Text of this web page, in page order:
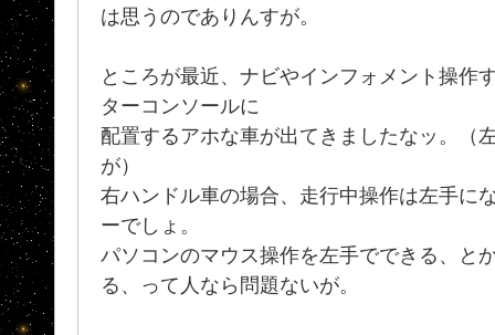
は思うのでありんすが。
ところが最近、ナビやインフォメント操作
ターコンソールに
配置するアホな車が出てきましたなッ。（
が）
右ハンドル車の場合、走行中操作は左手に
ーでしょ。
パソコンのマウス操作を左手でできる、と
る、って人なら問題ないが。